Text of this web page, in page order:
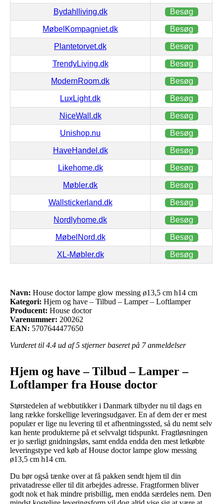
Bydahlliving.dk Besøg
MøbelKompagniet.dk Besøg
Plantetorvet.dk Besøg
TrendyLiving.dk Besøg
ModernRoom.dk Besøg
LuxLight.dk Besøg
NiceWall.dk Besøg
Unishop.nu Besøg
HaveHandel.dk Besøg
Likehome.dk Besøg
Møbler.dk Besøg
Wallstickerland.dk Besøg
Nordlyhome.dk Besøg
MøbelNord.dk Besøg
XL-Møbler.dk Besøg
Navn: House doctor lampe glow messing ø13,5 cm h14 cm
Kategori: Hjem og have – Tilbud – Lamper – Loftlamper
Producent: House doctor
Varenummer: 200262
EAN: 5707644477650
Vurderet til 4.4 ud af 5 stjerner baseret på 7anmeldelser
Hjem og have – Tilbud – Lamper –
Loftlamper fra House doctor
Størstedelen af webbutikker i Danmark tilbyder nu til dags en
lang række forskellige leveringsudgaver. En af dem der er mest
populær er lige nu levering til et afhentningssted, så du nemt selv
kan hente produkterne på et selvvalgt tidspunkt. Fragtløsningen
er jo særligt gnidningsløs, samt endda endda den mest letkøbte
leveringstype ved køb af House doctor lampe glow messing
ø13,5 cm h14 cm.
Du bør også tænke over at få pakken sendt hjem til din
privatadresse eller til dit arbejdes adresse. Fragtformen bliver
godt nok et hak mindre prisbillig, men endda særdeles nem. Den